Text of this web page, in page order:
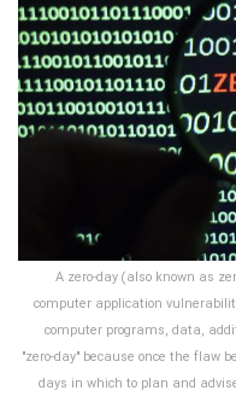
A zero-day (also known as
computer application
computer programs, data,
"zero-day" because once the flaw
days in which to plan and